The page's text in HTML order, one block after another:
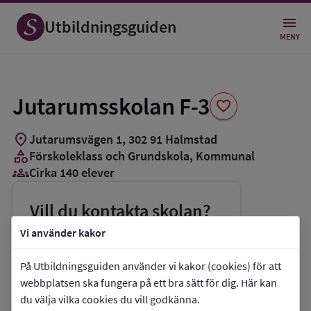
Vi använder kakor
På Utbildningsguiden använder vi kakor (cookies) för att
webbplatsen ska fungera på ett bra sätt för dig. Här kan
du välja vilka cookies du vill godkänna.
Utbildningsguiden MENY
Jutarumsskolan F-3 favorite
Spara
som
favorit
location_on Jutarumsvägen 1, 30291 Halmstad
categoryFörskoleklass och Grundskola, Kommunal
groups_3Cirka 140 elever
Vill du kontakta skolan?
phoneTelefon:035-138950
E-post: bun.diarium@halmstad.se
link Webbplats:Jutarumsskolan F-3